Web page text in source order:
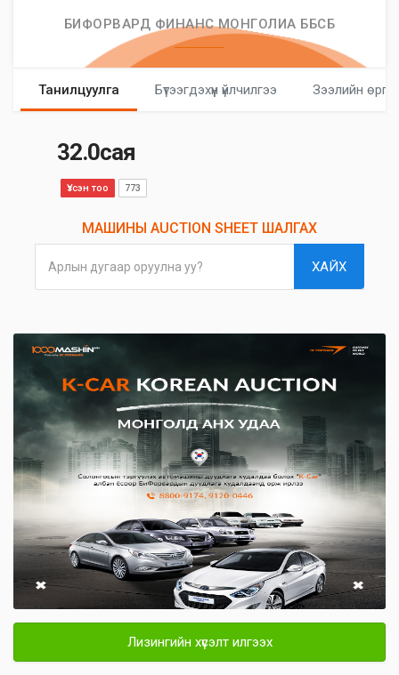
БИФОРВАРД ФИНАНС МОНГОЛИА ББСБ
Танилцуулга Бүтээгдэхүүн үйлчилгээ Зээлийн
32.0сая
Үзсэн тоо 773
МАШИНЫ AUCTION SHEET ШАЛГАХ
Арлын дугаар оруулна уу? ХАЙХ
Лизингийн хүсэлт илгээх